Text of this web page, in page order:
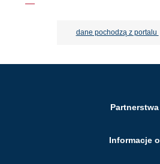
dane pochodzą z portalu
Partnerstwa
Informacje o